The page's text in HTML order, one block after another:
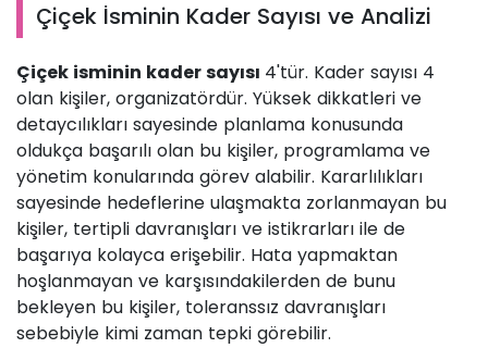
Çiçek İsminin Kader Sayısı ve Analizi
Çiçek isminin kader sayısı 4'tür. Kader sayısı 4
olan kişiler, organizatördür. Yüksek dikkatleri ve
detaycılıkları sayesinde planlama konusunda
oldukça başarılı olan bu kişiler, programlama ve
yönetim konularında görev alabilir. Kararlılıkları
sayesinde hedeflerine ulaşmakta zorlanmayan bu
kişiler, tertipli davranışları ve istikrarları ile de
başarıya kolayca erişebilir. Hata yapmaktan
hoşlanmayan ve karşısındakilerden de bunu
bekleyen bu kişiler, toleranssız davranışları
sebebiyle kimi zaman tepki görebilir.